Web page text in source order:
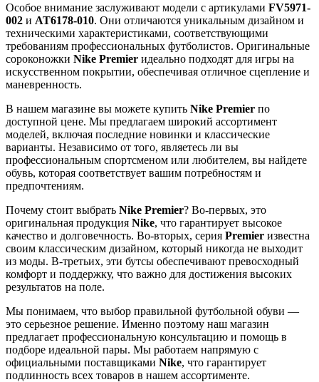
Особое внимание заслуживают модели с артикулами FV5971-
002 и AT6178-010. Они отличаются уникальным дизайном и
техническими характеристиками, соответствующими
требованиям профессиональных футболистов. Оригинальные
сороконожки Nike Premier идеально подходят для игры на
искусственном покрытии, обеспечивая отличное сцепление и
маневренность.
В нашем магазине вы можете купить Nike Premier по
доступной цене. Мы предлагаем широкий ассортимент
моделей, включая последние новинки и классические
варианты. Независимо от того, являетесь ли вы
профессиональным спортсменом или любителем, вы найдете
обувь, которая соответствует вашим потребностям и
предпочтениям.
Почему стоит выбрать Nike Premier? Во-первых, это
оригинальная продукция Nike, что гарантирует высокое
качество и долговечность. Во-вторых, серия Premier известна
своим классическим дизайном, который никогда не выходит
из моды. В-третьих, эти бутсы обеспечивают превосходный
комфорт и поддержку, что важно для достижения высоких
результатов на поле.
Мы понимаем, что выбор правильной футбольной обуви —
это серьезное решение. Именно поэтому наш магазин
предлагает профессиональную консультацию и помощь в
подборе идеальной пары. Мы работаем напрямую с
официальными поставщиками Nike, что гарантирует
подлинность всех товаров в нашем ассортименте.